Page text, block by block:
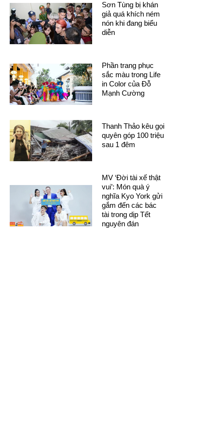
Sơn Tùng bị khán
giả quá khích ném
nón khi đang biểu
diễn
Phần trang phục
sắc màu trong Life
in Color của Đỗ
Mạnh Cường
Thanh Thảo kêu gọi
quyên góp 100 triệu
sau 1 đêm
MV ‘Đời tài xế thật
vui’: Món quà ý
nghĩa Kyo York gửi
gắm đến các bác
tài trong dịp Tết
nguyên đán